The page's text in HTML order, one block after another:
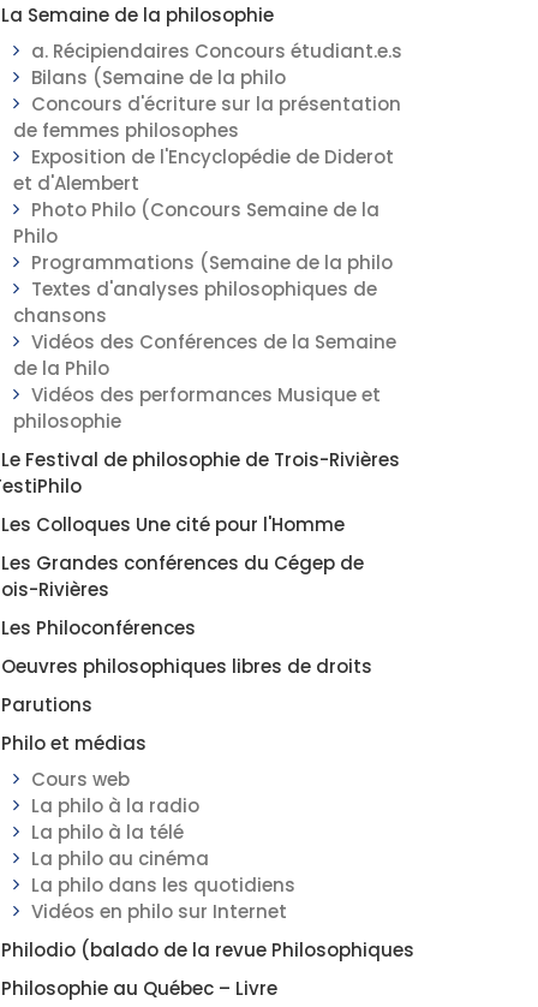
La Semaine de la philosophie
a. Récipiendaires Concours étudiant.e.s
Bilans (Semaine de la philo
Concours d'écriture sur la présentation
de femmes philosophes
Exposition de l'Encyclopédie de Diderot
et d'Alembert
Photo Philo (Concours Semaine de la
Philo
Programmations (Semaine de la philo
Textes d'analyses philosophiques de
chansons
Vidéos des Conférences de la Semaine
de la Philo
Vidéos des performances Musique et
philosophie
Le Festival de philosophie de Trois-Rivières
Les Colloques Une cité pour l'Homme
Les Grandes conférences du Cégep de
Rivières
Les Philoconférences
Oeuvres philosophiques libres de droits
Parutions
Philo et médias
Cours web
La philo à la radio
La philo à la télé
La philo au cinéma
La philo dans les quotidiens
Vidéos en philo sur Internet
Philodio (balado de la revue Philosophiques
Philosophie au Québec – Livre